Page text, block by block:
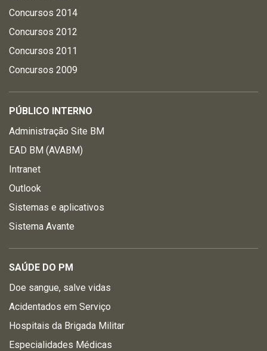
Concursos 2014
Concursos 2012
Concursos 2011
Concursos 2009
PÚBLICO INTERNO
Administração Site BM
EAD BM (AVABM)
Intranet
Outlook
Sistemas e aplicativos
Sistema Avante
SAÚDE DO PM
Doe sangue, salve vidas
Acidentados em Serviço
Hospitais da Brigada Militar
Especialidades Médicas